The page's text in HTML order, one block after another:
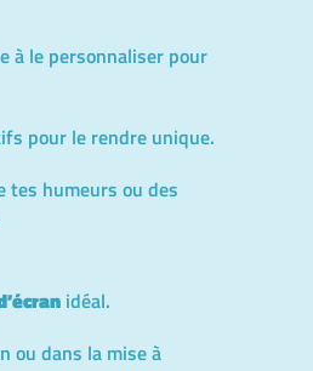
à le personnaliser pour
pour le rendre unique.
tes humeurs ou des
idéal.
ou dans la mise à